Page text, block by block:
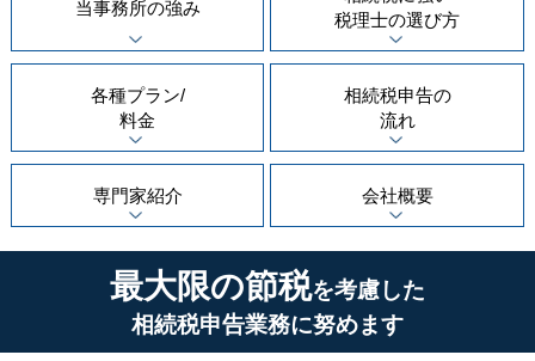
当事務所の強み
税理士の選び方
各種プラン/
料金
相続税申告の
流れ
専門家紹介 会社概要
最大限の節税を考慮した
相続税申告業務に努めます